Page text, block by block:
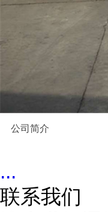
公司简介
...
联系我们